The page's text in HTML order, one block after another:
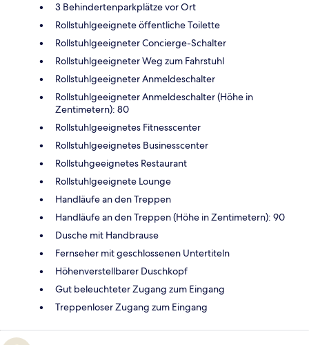
3 Behindertenparkplätze vor Ort
Rollstuhlgeeignete öffentliche Toilette
Rollstuhlgeeigneter Concierge-Schalter
Rollstuhlgeeigneter Weg zum Fahrstuhl
Rollstuhlgeeigneter Anmeldeschalter
Rollstuhlgeeigneter Anmeldeschalter (Höhe in
Zentimetern): 80
Rollstuhlgeeignetes Fitnesscenter
Rollstuhlgeeignetes Businesscenter
Rollstuhgeeignetes Restaurant
Rollstuhlgeeignete Lounge
Handläufe an den Treppen
Handläufe an den Treppen (Höhe in Zentimetern): 90
Dusche mit Handbrause
Fernseher mit geschlossenen Untertiteln
Höhenverstellbarer Duschkopf
Gut beleuchteter Zugang zum Eingang
Treppenloser Zugang zum Eingang